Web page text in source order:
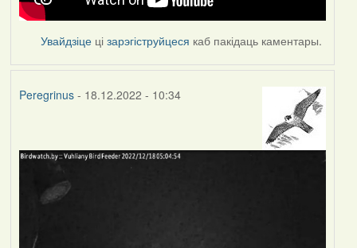
Увайдзіце цізарэгіструйцеся каб пакідаць каментары.
Peregrinus- 18.12.2022 - 10:34